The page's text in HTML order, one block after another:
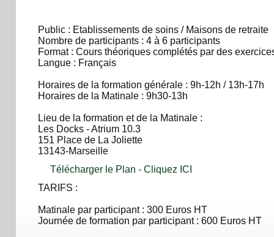
Public : Etablissements de soins / Maisons de retraite
Nombre de participants : 4 à 6 participants
Format : Cours théoriques complétés par des
Langue : Français
Horaires de la formation générale : 9h-12h / 13h-17h
Horaires de la Matinale : 9h30-13h
Lieu de la formation et de la Matinale :
Les Docks - Atrium 10.3
151 Place de La Joliette
13143-Marseille
Télécharger le Plan - Cliquez ICI
TARIFS :
Matinale par participant : 300 Euros HT
Journée de formation par participant : 600 Euros HT